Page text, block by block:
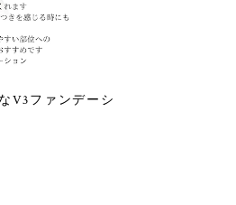
V3ファンデーシ